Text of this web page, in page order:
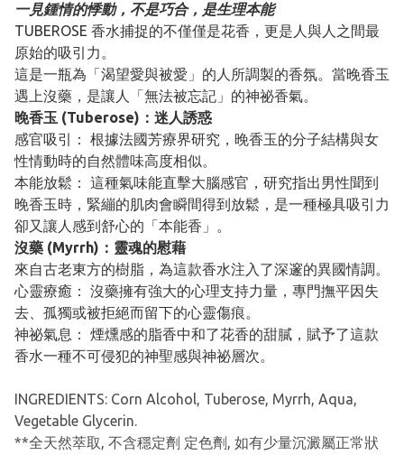
一見鍾情的悸動，不是巧合，是生理本能
TUBEROSE 香水捕捉的不僅僅是花香，更是人與人之間最
原始的吸引力。
這是一瓶為「渴望愛與被愛」的人所調製的香氛。當晚香玉
遇上沒藥，是讓人「無法被忘記」的神祕香氣。
晚香玉 (Tuberose)：迷人誘惑
感官吸引： 根據法國芳療界研究，晚香玉的分子結構與女
性情動時的自然體味高度相似。
本能放鬆： 這種氣味能直擊大腦感官，研究指出男性聞到
晚香玉時，緊繃的肌肉會瞬間得到放鬆，是一種極具吸引力
卻又讓人感到舒心的「本能香」。
沒藥 (Myrrh)：靈魂的慰藉
來自古老東方的樹脂，為這款香水注入了深邃的異國情調。
心靈療癒： 沒藥擁有強大的心理支持力量，專門撫平因失
去、孤獨或被拒絕而留下的心靈傷痕。
神祕氣息： 煙燻感的脂香中和了花香的甜膩，賦予了這款
香水一種不可侵犯的神聖感與神祕層次。
INGREDIENTS: Corn Alcohol, Tuberose, Myrrh, Aqua,
Vegetable Glycerin.
**全天然萃取, 不含穩定劑 定色劑, 如有少量沉澱屬正常狀